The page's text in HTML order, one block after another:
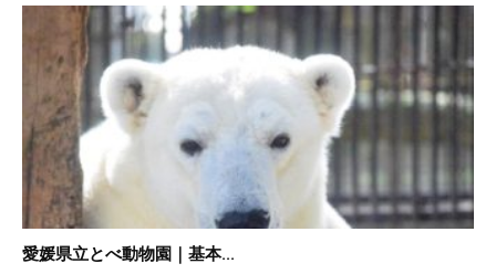
愛媛県立とべ動物園｜基本...